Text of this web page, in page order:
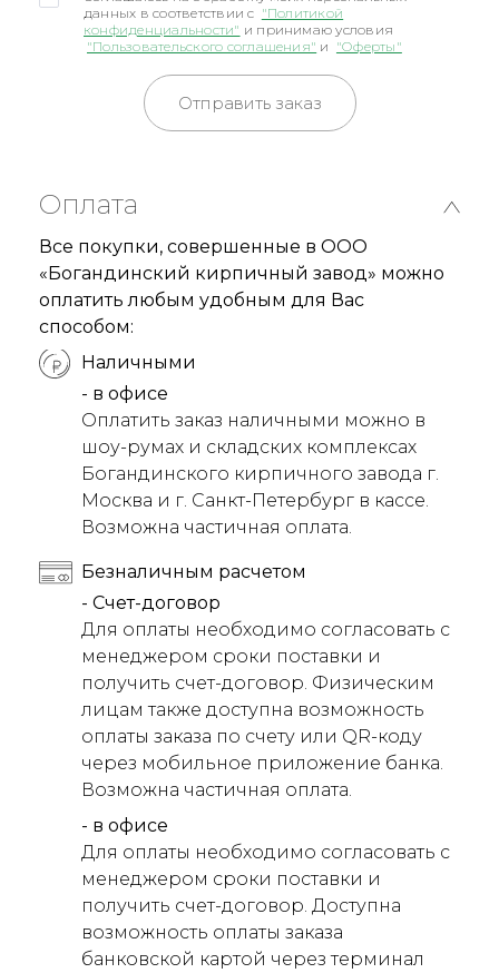
данных в соответствии с "Политикой
конфиденциальности" и принимаю условия
"Пользовательского соглашения" и "Оферты"
Отправить заказ
Оплата
Все покупки, совершенные в ООО
«Богандинский кирпичный завод» можно
оплатить любым удобным для Вас
способом:
Наличными
- в офисе
Оплатить заказ наличными можно в
шоу-румах и складских комплексах
Богандинского кирпичного завода г.
Москва и г. Санкт-Петербург в кассе.
Возможна частичная оплата.
Безналичным расчетом
- Счет-договор
Для оплаты необходимо согласовать с
менеджером сроки поставки и
получить счет-договор. Физическим
лицам также доступна возможность
оплаты заказа по счету или QR-коду
через мобильное приложение банка.
Возможна частичная оплата.
- в офисе
Для оплаты необходимо согласовать с
менеджером сроки поставки и
получить счет-договор. Доступна
возможность оплаты заказа
банковской картой через терминал